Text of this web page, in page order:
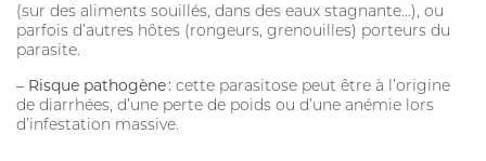
(sur des aliments souillés, dans des eaux stagnante…), ou
parfois d’autres hôtes (rongeurs, grenouilles) porteurs du
parasite.
– Risque pathogène : cette parasitose peut être à l’origine
de diarrhées, d’une perte de poids ou d’une anémie lors
d’infestation massive.